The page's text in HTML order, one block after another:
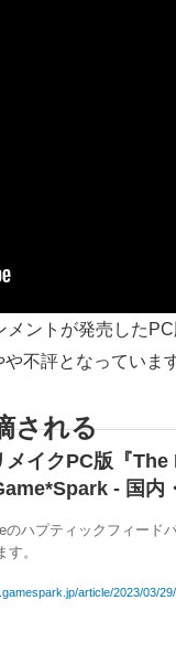
メントが発売した
不評となっています
される
メイクPC版『
- 国内
のハプティックフィード
す。
article/2023/03/